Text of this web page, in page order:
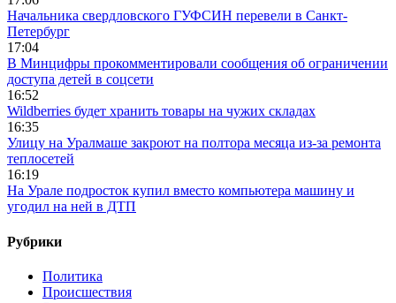
Начальника свердловского ГУФСИН перевели в Санкт-
Петербург
17:04
В Минцифры прокомментировали сообщения об ограничении
доступа детей в соцсети
16:52
Wildberries будет хранить товары на чужих складах
16:35
Улицу на Уралмаше закроют на полтора месяца из-за ремонта
теплосетей
16:19
На Урале подросток купил вместо компьютера машину и
угодил на ней в ДТП
Рубрики
Политика
Происшествия